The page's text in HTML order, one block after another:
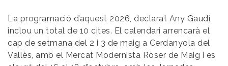
La programació d’aquest 2026, declarat Any Gaudí,
inclou un total de 10 cites. El calendari arrencarà el
cap de setmana del 2 i 3 de maig a Cerdanyola del
Vallès, amb el Mercat Modernista Roser de Maig i es